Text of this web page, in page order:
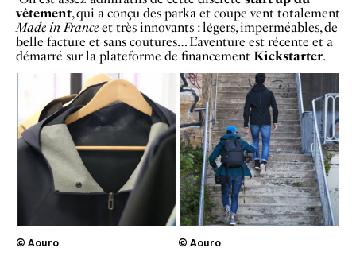
vêtement, qui a conçu des parka et coupe-vent totalement
Made in France et très innovants : légers, imperméables, de
belle facture et sans coutures… L’aventure est récente et a
démarré sur la plateforme de financement Kickstarter.
© Aouro © Aouro